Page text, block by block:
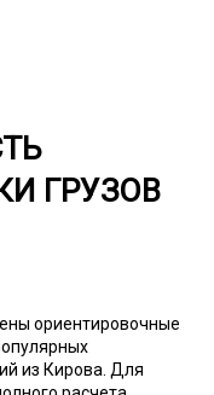
ГРУЗОВ
ориентировочные
из Кирова. Для